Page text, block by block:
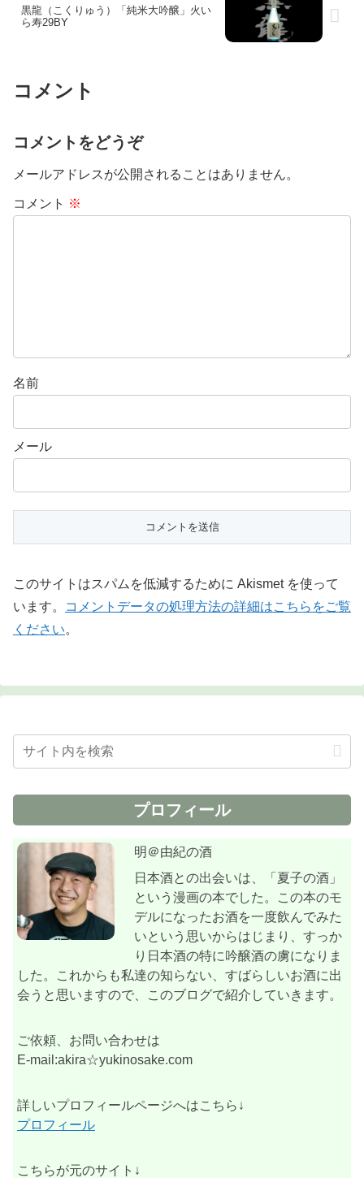
黒龍（こくりゅう）「純米大吟醸」火い
ら寿29BY
コメント
コメントをどうぞ
メールアドレスが公開されることはありません。
コメント ※
名前
メール
このサイトはスパムを低減するために Akismet を使って
います。
コメントデータの処理方法の詳細はこちらをご覧
ください。
プロフィール
明＠由紀の酒
日本酒との出会いは、「夏子の酒」
という漫画の本でした。この本のモ
デルになったお酒を一度飲んでみた
いという思いからはじまり、すっか
り日本酒の特に吟醸酒の虜になりま
した。これからも私達の知らない、すばらしいお酒に出
会うと思いますので、このブログで紹介していきます。
ご依頼、お問い合わせは
E-mail:akira☆yukinosake.com
詳しいプロフィールページへはこちら↓
プロフィール
こちらが元のサイト↓